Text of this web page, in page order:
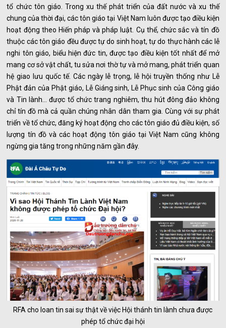
tổ chức tôn giáo. Trong xu thế phát triển của đất nước và xu thế
chung của thời đại, các tôn giáo tại Việt Nam luôn được tạo điều kiện
hoạt động theo Hiến pháp và pháp luật. Cụ thể, chức sắc và tín đồ
thuộc các tôn giáo đều được tự do sinh hoạt, tự do thực hành các lễ
nghi tôn giáo, biểu hiện đức tin, được tạo điều kiện tốt nhất để mở
mang cơ sở vật chất, tu sửa nơi thờ tự và mở mang, phát triển quan
hệ giao lưu quốc tế. Các ngày lễ trọng, lễ hội truyền thống như Lễ
Phật đản của Phật giáo, Lễ Giáng sinh, Lễ Phục sinh của Công giáo
và Tin lành… được tổ chức trang nghiêm, thu hút đông đảo không
chỉ tín đồ mà cả quần chúng nhân dân tham gia. Cùng với sự phát
triển về tổ chức, đăng ký hoạt động cho các tôn giáo đủ điều kiện, số
lượng tín đồ và các hoạt động tôn giáo tại Việt Nam cũng không
ngừng gia tăng trong những năm gần đây.
RFA cho loan tin sai sự thật về việc Hội thánh tin lành chưa được
phép tổ chức đại hội